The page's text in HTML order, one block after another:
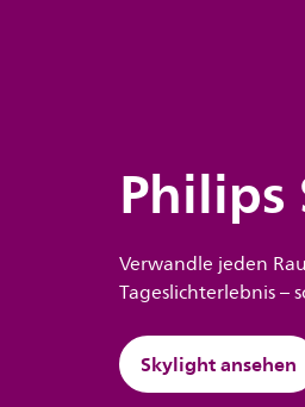
Verwandle jeden
Tageslichterlebnis –
Skylight ansehen